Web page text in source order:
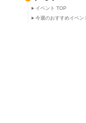
イベント TOP
今週のおすすめイベン